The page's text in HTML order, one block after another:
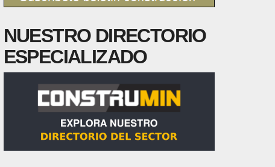
NUESTRO DIRECTORIO
ESPECIALIZADO